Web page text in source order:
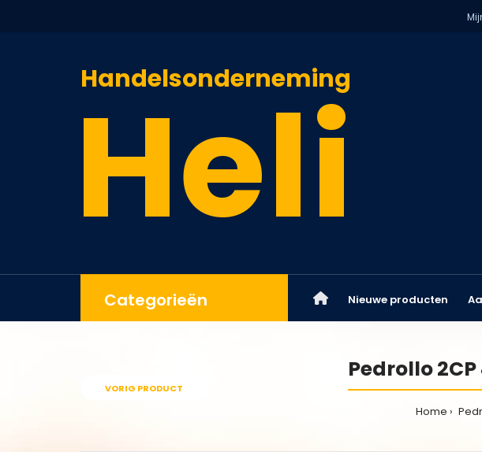
Handelsonderneming
Heli
Categorieën Nieuwe producten
VORIG PRODUCT
Pedrollo
Home